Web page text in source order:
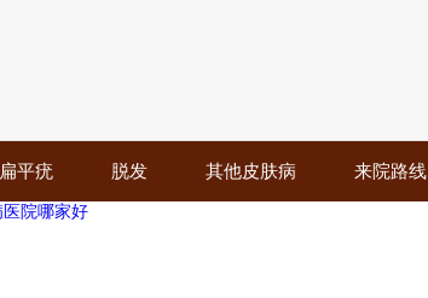
扁平疣 脱发 其他皮肤病 来院路线